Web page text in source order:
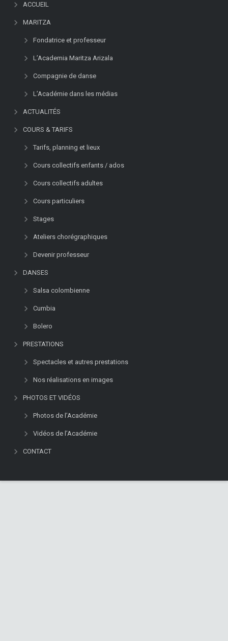
ACCUEIL
MARITZA
Fondatrice et professeur
L’Academia Maritza Arizala
Compagnie de danse
L’Académie dans les médias
ACTUALITÉS
COURS & TARIFS
Tarifs, planning et lieux
Cours collectifs enfants / ados
Cours collectifs adultes
Cours particuliers
Stages
Ateliers chorégraphiques
Devenir professeur
DANSES
Salsa colombienne
Cumbia
Bolero
PRESTATIONS
Spectacles et autres prestations
Nos réalisations en images
PHOTOS ET VIDÉOS
Photos de l’Académie
Vidéos de l’Académie
CONTACT